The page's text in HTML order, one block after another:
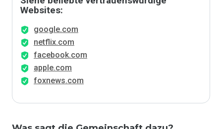
Websites:
google.com
netflix.com
facebook.com
apple.com
foxnews.com